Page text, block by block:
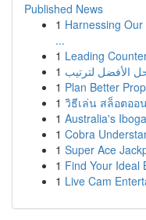
Published News
1 Harnessing
...
1 Leading
1 الأفضل لترتيب
1 Plan Better
1 วิธีเล่น สล็อตออ
1 Australia's
1 Cobra
1 Super Ace
1 Find Your Ideal
1 Live Cam